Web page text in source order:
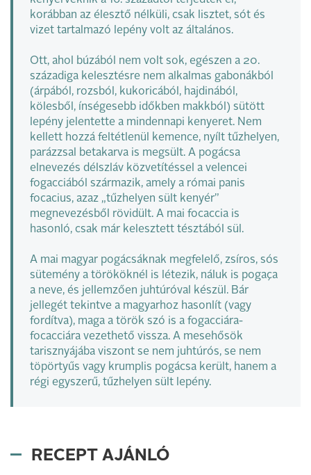
korábban az élesztő nélküli, csak lisztet, sót és
vizet tartalmazó lepény volt az általános.
Ott, ahol búzából nem volt sok, egészen a 20.
századiga kelesztésre nem alkalmas gabonákból
(árpából, rozsból, kukoricából, hajdinából,
kölesből, ínségesebb időkben makkból) sütött
lepény jelentette a mindennapi kenyeret. Nem
kellett hozzá feltétlenül kemence, nyílt tűzhelyen,
parázzsal betakarva is megsült. A pogácsa
elnevezés délszláv közvetítéssel a velencei
fogacciából származik, amely a római panis
focacius, azaz „tűzhelyen sült kenyér”
megnevezésből rövidült. A mai focaccia is
hasonló, csak már kelesztett tésztából sül.
A mai magyar pogácsáknak megfelelő, zsíros, sós
sütemény a törököknél is létezik, náluk is pogaça
a neve, és jellemzően juhtúróval készül. Bár
jellegét tekintve a magyarhoz hasonlít (vagy
fordítva), maga a török szó is a fogacciára-
focacciára vezethető vissza. A mesehősök
tarisznyájába viszont se nem juhtúrós, se nem
töpörtyűs vagy krumplis pogácsa került, hanem a
régi egyszerű, tűzhelyen sült lepény.
RECEPT AJÁNLÓ